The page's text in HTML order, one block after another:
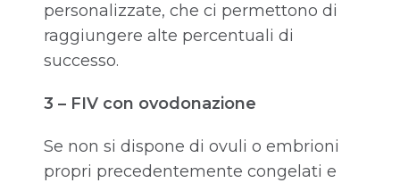
personalizzate, che ci permettono di
raggiungere alte percentuali di
successo.
3 – FIV con ovodonazione
Se non si dispone di ovuli o embrioni
propri precedentemente congelati e